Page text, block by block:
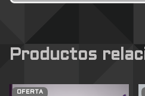
Productos
OFERTA